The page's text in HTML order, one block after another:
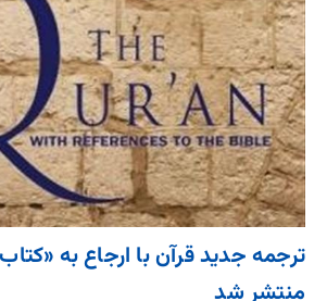
ترجمه جدید قرآن با ارجاع به
منتشر شد